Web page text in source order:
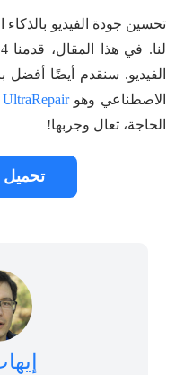
تحسين جودة الفيديو
الفيديو. سنقدم أيضًا أفضل
الاصطناعي وهو
الحاجة، تعال وجربها!